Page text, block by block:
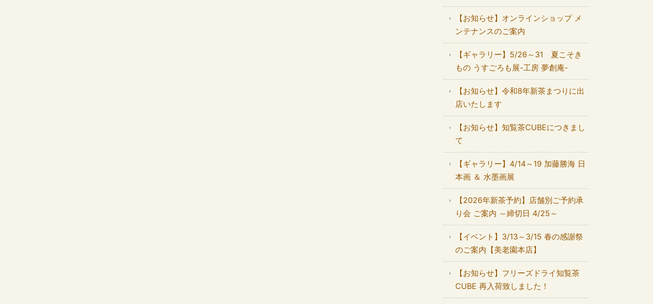
【お知らせ】オンラインショップ メ
ンテナンスのご案内
【ギャラリー】5/26～31 夏こそき
もの うすごろも展-工房 夢創庵-
【お知らせ】令和8年新茶まつりに出
店いたします
【お知らせ】知覧茶CUBEにつきまし
て
【ギャラリー】4/14～19 加藤勝海 日
本画 ＆ 水墨画展
【2026年新茶予約】店舗別ご予約承
り会 ご案内 ～締切日 4/25～
【イベント】3/13～3/15 春の感謝祭
のご案内【美老園本店】
【お知らせ】フリーズドライ知覧茶
CUBE 再入荷致しました！